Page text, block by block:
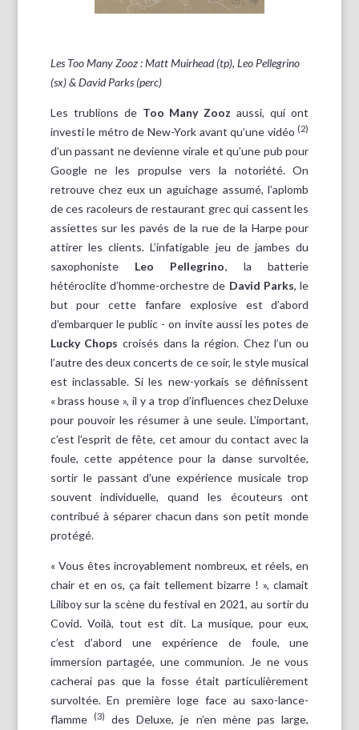
Les Too Many Zooz : Matt Muirhead (tp), Leo Pellegrino
(sx) & David Parks (perc)
Les trublions de Too Many Zooz aussi, qui ont
investi le métro de New-York avant qu’une vidéo (2)
d’un passant ne devienne virale et qu’une pub pour
Google ne les propulse vers la notoriété. On
retrouve chez eux un aguichage assumé, l’aplomb
de ces racoleurs de restaurant grec qui cassent les
assiettes sur les pavés de la rue de la Harpe pour
attirer les clients. L’infatigable jeu de jambes du
saxophoniste Leo Pellegrino, la batterie
hétéroclite d’homme-orchestre de David Parks, le
but pour cette fanfare explosive est d’abord
d’embarquer le public - on invite aussi les potes de
Lucky Chops croisés dans la région. Chez l’un ou
l’autre des deux concerts de ce soir, le style musical
est inclassable. Si les new-yorkais se définissent
« brass house », il y a trop d’influences chez Deluxe
pour pouvoir les résumer à une seule. L’important,
c’est l’esprit de fête, cet amour du contact avec la
foule, cette appétence pour la danse survoltée,
sortir le passant d’une expérience musicale trop
souvent individuelle, quand les écouteurs ont
contribué à séparer chacun dans son petit monde
protégé.
« Vous êtes incroyablement nombreux, et réels, en
chair et en os, ça fait tellement bizarre ! », clamait
Liliboy sur la scène du festival en 2021, au sortir du
Covid. Voilà, tout est dit. La musique, pour eux,
c’est d’abord une expérience de foule, une
immersion partagée, une communion. Je ne vous
cacherai pas que la fosse était particulièrement
survoltée. En première loge face au saxo-lance-
flamme
(3)
des Deluxe, je n’en mène pas large,